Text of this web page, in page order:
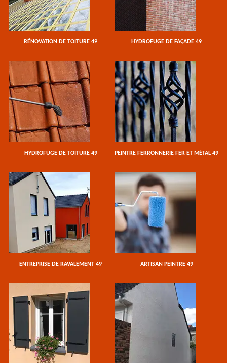
RÉNOVATION DE TOITURE 49 HYDROFUGE DE FAÇADE 49
HYDROFUGE DE TOITURE 49 PEINTRE FERRONNERIE FER ET MÉTAL 49
ENTREPRISE DE RAVALEMENT 49 ARTISAN PEINTRE 49